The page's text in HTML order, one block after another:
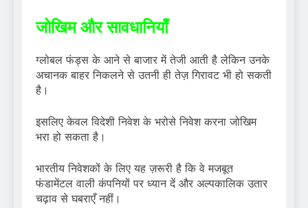
जोखिम और सावधानियाँ
ग्लोबल फंड्स के आने से बाजार में तेजी आती है लेकिन उनके
अचानक बाहर निकलने से उतनी ही तेज़ गिरावट भी हो सकती
है।
इसलिए केवल विदेशी निवेश के भरोसे निवेश करना जोखिम
भरा हो सकता है।
भारतीय निवेशकों के लिए यह ज़रूरी है कि वे मजबूत
फंडामेंटल वाली कंपनियों पर ध्यान दें और अल्पकालिक उतार
चढ़ाव से घबराएँ नहीं।